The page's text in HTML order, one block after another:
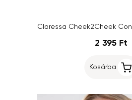
2 395 Ft
Kosárba